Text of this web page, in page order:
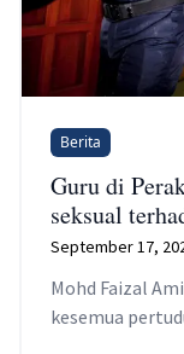
Berita
Guru di
seksual
September 17,
Mohd Faizal
kesemua